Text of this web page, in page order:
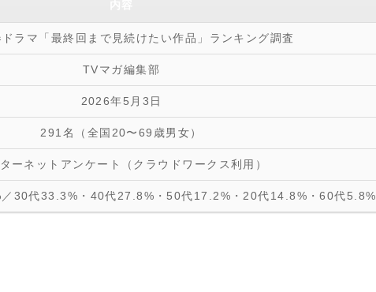
ラマ「最終回まで見続けたい作品」ランキング調査
TVマガ編集部
2026年5月3日
291名（全国20〜69歳男女）
ーネットアンケート（クラウドワークス利用）
30代33.3%・40代27.8%・50代17.2%・20代14.8%・60代5.8%